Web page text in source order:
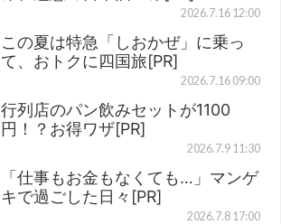
2026.7.16 12:00
この夏は特急「しおかぜ」に乗っ
て、おトクに四国旅[PR]
2026.7.16 09:00
行列店のパン飲みセットが1100
円！？お得ワザ[PR]
2026.7.9 11:30
「仕事もお金もなくても…」マンゲ
キで過ごした日々[PR]
2026.7.8 17:00